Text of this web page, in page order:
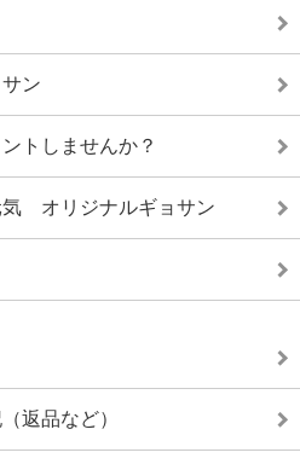
ン
トしませんか？
オリジナルギョサン
返品など）